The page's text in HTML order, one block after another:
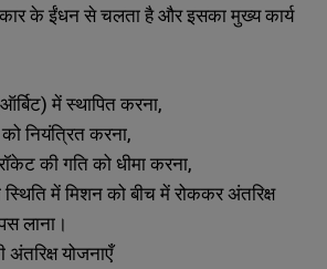
के ईंधन से चलता है और इसका मुख्य कार्य
में स्थापित करना,
नियंत्रित करना,
की गति को धीमा करना,
में मिशन को बीच में रोककर अंतरिक्ष
लाना।
योजनाएँ